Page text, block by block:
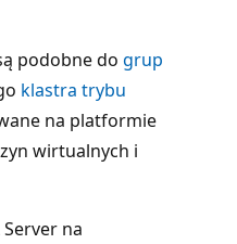
podobne do grup
klastra trybu
na platformie
wirtualnych i
na